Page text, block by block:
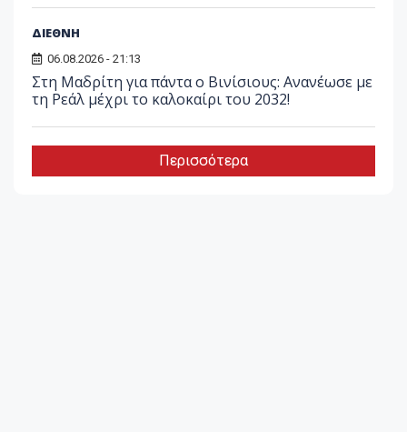
ΔΙΕΘΝΗ
06.08.2026 - 21:13
Στη Μαδρίτη για πάντα ο Βινίσιους: Ανανέωσε με
τη Ρεάλ μέχρι το καλοκαίρι του 2032!
Περισσότερα